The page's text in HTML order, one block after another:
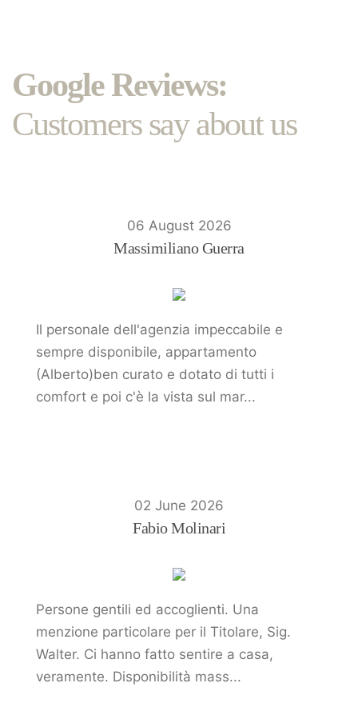
Google Reviews:
Customers say about us
06 August 2026
Massimiliano Guerra
Il personale dell'agenzia impeccabile e
sempre disponibile, appartamento
(Alberto)ben curato e dotato di tutti i
comfort e poi c'è la vista sul mar...
02 June 2026
Fabio Molinari
Persone gentili ed accoglienti. Una
menzione particolare per il Titolare, Sig.
Walter. Ci hanno fatto sentire a casa,
veramente. Disponibilità mass...